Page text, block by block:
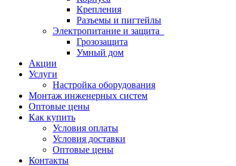
Крепления
Разъемы и пигтейлы
Электропитание и защита
Грозозащита
Умный дом
Акции
Услуги
Настройка оборудования
Монтаж инженерных систем
Оптовые цены
Как купить
Условия оплаты
Условия доставки
Оптовые цены
Контакты